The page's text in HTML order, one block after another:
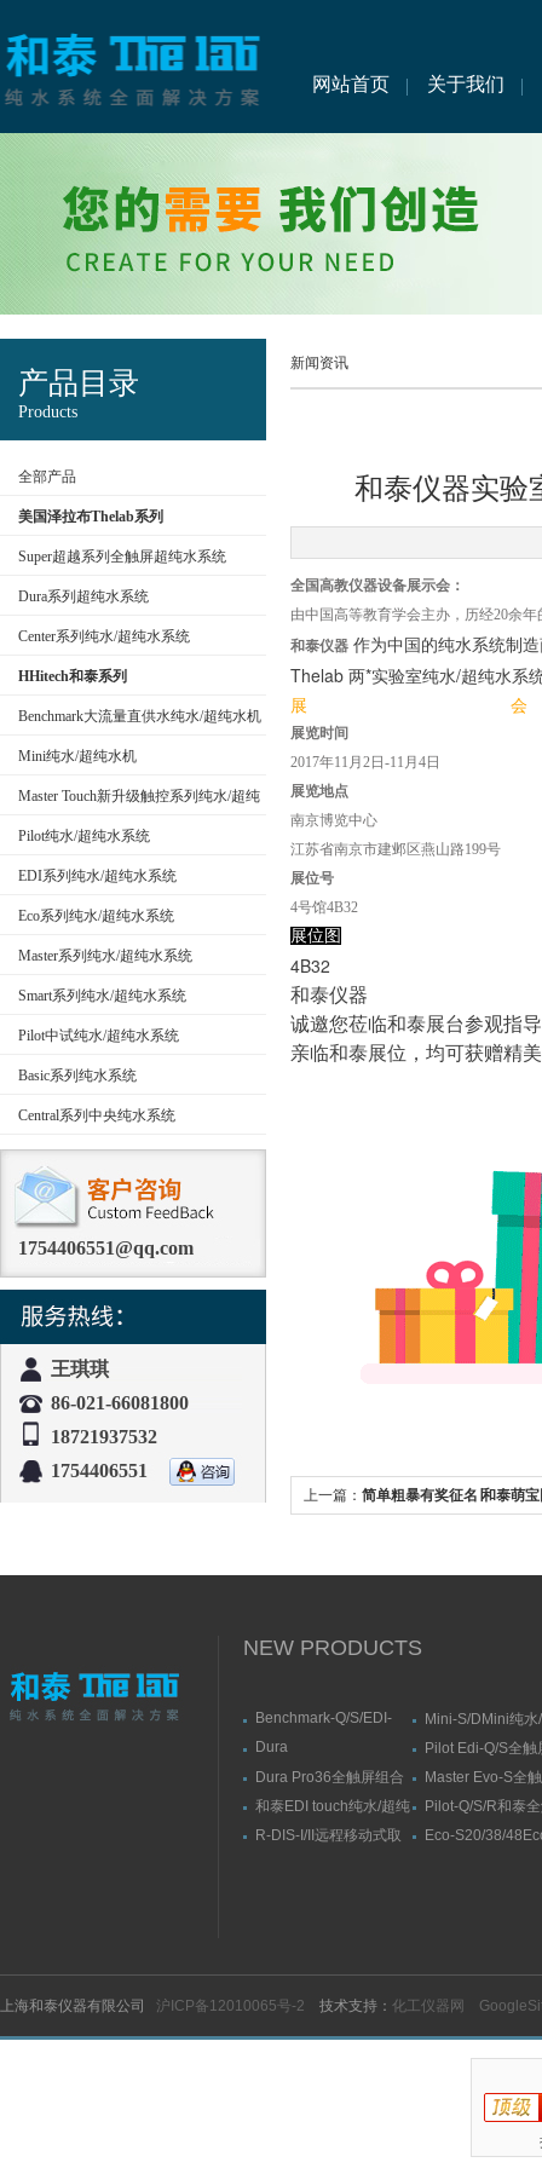
网站首页 关于我们
产品目录
Products
全部产品
美国泽拉布Thelab系列
Super超越系列全触屏超纯水系统
Dura系列超纯水系统
Center系列纯水/超纯水系统
HHitech和泰系列
Benchmark大流量直供水纯水/超纯水机
Mini纯水/超纯水机
Master Touch新升级触控系列纯水/超纯
水系统
Pilot纯水/超纯水系统
EDI系列纯水/超纯水系统
Eco系列纯水/超纯水系统
Master系列纯水/超纯水系统
Smart系列纯水/超纯水系统
Pilot中试纯水/超纯水系统
Basic系列纯水系统
Central系列中央纯水系统
1754406551@qq.com
王琪琪
86-021-66081800
18721937532
1754406551
新闻资讯
和泰仪器实验
全国高教仪器设备展示会：
由中国高等教育学会主办，历经20余
和泰仪器 作为中国的纯水系统制
Thelab 两*实验室纯水/超纯水系
展 会
展览时间
2017年11月2日-11月4日
展览地点
南京博览中心
江苏省南京市建邺区燕山路199号
展位号
4号馆4B32
展位图
和泰仪器
诚邀您莅临和泰展台参观指导
亲临和泰展位，均可获赠精
上一篇： 简单粗暴有奖征名∣和泰萌
NEW PRODUCTS
Benchmark-Q/S/EDI-
直供水纯水/超纯水机
Mini-S/DMini纯水
水机
Dura
触屏智能型超纯水系统
Pilot Edi-Q/S全触
式纯水/超纯水系
Dura Pro36全触屏组合
式超纯水系统
Master Evo-S全
流量纯水/超纯水
和泰EDI touch纯水/超纯
水机
Pilot-Q/S/R和泰
纯水/超纯水机
R-DIS-I/II远程移动式取
Eco-S20/38/
上海和泰仪器有限公司 沪ICP备12010065号-2 技术支持： 化工仪器网